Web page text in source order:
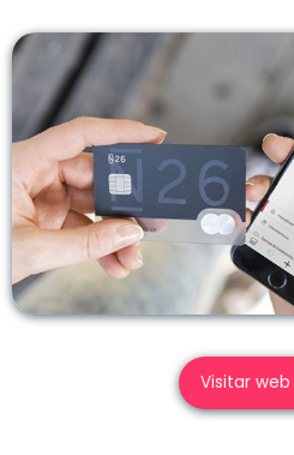
Visitar web